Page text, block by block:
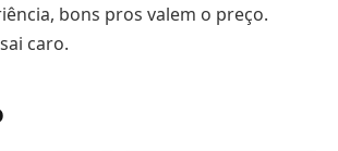
bons pros valem o preço.
caro.